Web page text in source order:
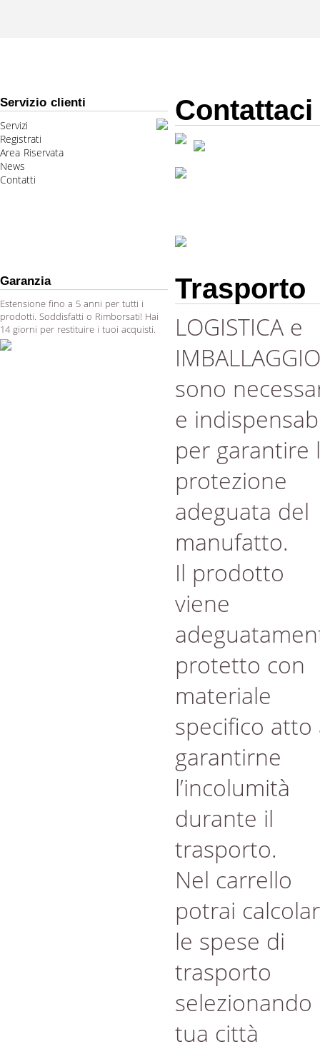
Servizio clienti
Servizi
Registrati
Area Riservata
News
Contatti
Contattaci
Garanzia
Estensione fino a 5 anni per tutti i
prodotti. Soddisfatti o Rimborsati! Hai
14 giorni per restituire i tuoi acquisti.
Trasporto
LOGISTICA e
IMBALLAGGIO
sono
e
per garantire
protezione
adeguata del
manufatto.
Il prodotto
viene
protetto con
materiale
specifico atto
garantirne
l’incolumità
durante il
trasporto.
Nel carrello
potrai
le spese di
trasporto
selezionando
tua città